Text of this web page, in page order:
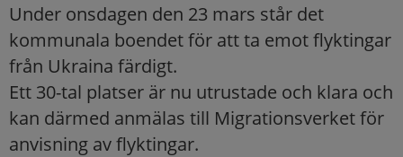
Under onsdagen den 23 mars står det
kommunala boendet för att ta emot flyktingar
från Ukraina färdigt.
Ett 30-tal platser är nu utrustade och klara och
kan därmed anmälas till Migrationsverket för
anvisning av flyktingar.